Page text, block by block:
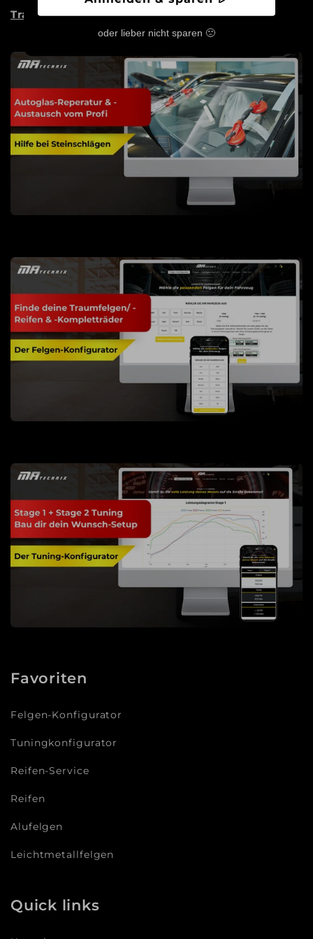
oder lieber nicht sparen 🙁
Traum Wirklichkeit werden zu lassen!
Favoriten
Felgen-Konfigurator
Tuningkonfigurator
Reifen-Service
Reifen
Alufelgen
Leichtmetallfelgen
Quick links